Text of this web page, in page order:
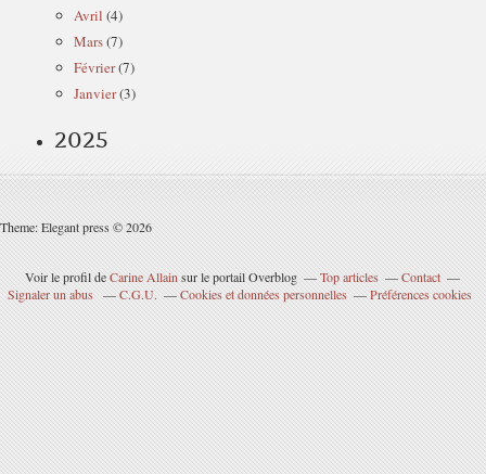
Avril (4)
Mars(7)
Février(7)
Janvier(3)
2025
Theme: Elegant press © 2026
Voir le profil deCarine Allainsur le portail Overblog Top articles
Contact
Signaler un abus
C.G.U. Cookies et données personnelles Préférences cookies